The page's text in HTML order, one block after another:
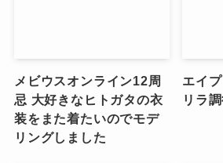
メビウスオンライン12周
忌 大好きなヒトガタの衣
装をまた着たいのでモデ
リングしました
エイ
リラ